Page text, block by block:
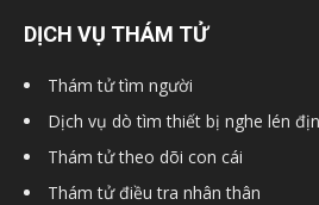
DỊCH VỤ THÁM TỬ
Thám tử tìm người
Dịch vụ dò tìm thiết bị nghe lén
Thám tử theo dõi con cái
Thám tử điều tra nhân thân